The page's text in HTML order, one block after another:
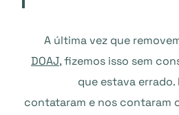
A última vez que
DOAJ, fizemos isso sem
que estava
contataram e nos contaram